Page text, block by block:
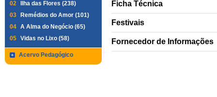
02
Ilha das Flores (238)
03
Remédios do Amor (101)
04 A Alma do Negócio (65)
05 Vidas no Lixo (58)
Acervo Pedagógico
Ficha Técnica
Festivais
Fornecedor de Informações